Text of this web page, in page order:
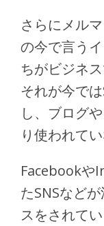
さらにメル
の今で言う
ちがビジネ
それが今で
し、ブログ
り使われて
Facebookや
たSNSなど
スをされて